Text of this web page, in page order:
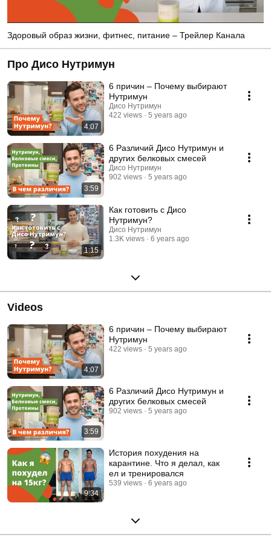
Здоровый образ жизни, фитнес, питание – Трейлер Канала
Про Дисо Нутримун
4:07
6 причин – Почему выбирают
Нутримун
Дисо Нутримун
422 views
5 years ago
3:59
6 Различий Дисо Нутримун и
других белковых смесей
Дисо Нутримун
902 views
5 years ago
1:15
Как готовить с Дисо
Нутримун?
Дисо Нутримун
1.3K views
6 years ago
Videos
4:07
6 причин – Почему выбирают
Нутримун
422 views 5 years ago
3:59
6 Различий Дисо Нутримун и
других белковых смесей
902 views 5 years ago
9:34
История похудения на
карантине. Что я делал, как
ел и тренировался
539 views 6 years ago